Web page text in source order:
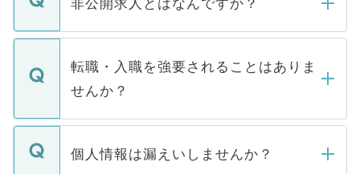
ます。通常、5営業日以内にはご連絡をせて
いただきますので、しばらくお待ちくださ
非公開求人とはなんですか？
マイナビDOCTORで取り扱っている求人の
うち約3割は、Webサイトからご覧いただ
けない「非公開求人」です。非公開求人は
下記の理由によって、一般には公開してい
ません。
■応募殺到を避けるため 人気のある医療機
転職・入職を強要されることはありま
せんか？
転職・入職を強要することは一切ありませ
ん。また、仮に応募先から内定をいただい
個人情報は漏えいしませんか？